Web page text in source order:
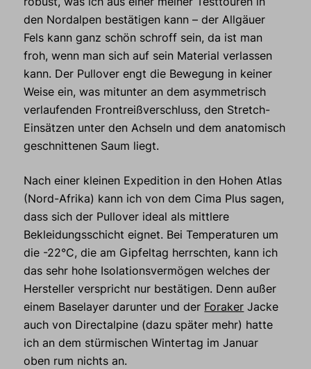
den Nordalpen bestätigen kann – der Allgäuer
Fels kann ganz schön schroff sein, da ist man
froh, wenn man sich auf sein Material verlassen
kann. Der Pullover engt die Bewegung in keiner
Weise ein, was mitunter an dem asymmetrisch
verlaufenden Frontreißverschluss, den Stretch-
Einsätzen unter den Achseln und dem anatomisch
geschnittenen Saum liegt.
Nach einer kleinen Expedition in den Hohen Atlas
(Nord-Afrika) kann ich von dem Cima Plus sagen,
dass sich der Pullover ideal als mittlere
Bekleidungsschicht eignet. Bei Temperaturen um
die -22°C, die am Gipfeltag herrschten, kann ich
das sehr hohe Isolationsvermögen welches der
Hersteller verspricht nur bestätigen. Denn außer
einem Baselayer darunter und der Foraker Jacke
auch von Directalpine (dazu später mehr) hatte
ich an dem stürmischen Wintertag im Januar
oben rum nichts an.